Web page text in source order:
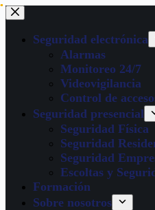
Seguridad electrónica
Alarmas
Monitoreo 24/7
Videovigilancia
Control de
Seguridad presencial
Seguridad Física
Seguridad
Seguridad
Escoltas y
Formación
Sobre nosotros